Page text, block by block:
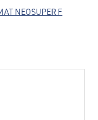
NEOSUPER F